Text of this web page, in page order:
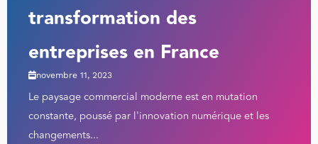
transformation des
entreprises en France
novembre 11, 2023
Le paysage commercial moderne est en mutation
constante, poussé par l'innovation numérique et les
changements...